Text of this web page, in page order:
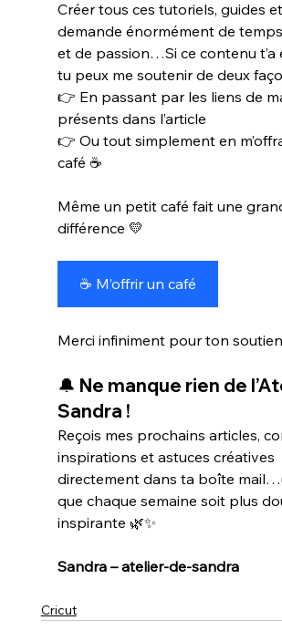
Créer tous ces tutoriels, guides
demande énormément de
et de passion…Si ce contenu t’a
tu peux me soutenir de deux
👉 En passant par les liens de
présents dans l’article
👉 Ou tout simplement en
café ☕
Même un petit café fait une
différence 💛
☕ M’offrir un café
Merci infiniment pour ton
🔔 Ne manque rien de
Sandra !
Reçois mes prochains articles,
inspirations et astuces créatives
directement dans ta boîte
que chaque semaine soit plus
inspirante 🌿✨
Sandra – atelier-de-sandra
Cricut